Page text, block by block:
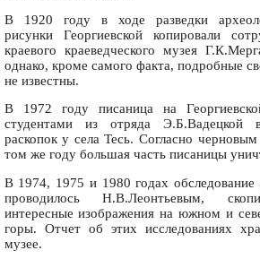
В 1920 году в ходе разведки
рисунки Георгиевской копировали
краевого краеведческого музея
однако, кроме самого факта, подробные
не известны.
В 1972 году писаница на
студентами из отряда Э.Б.Вадецкой
раскопок у села Тесь. Согласно
том же году большая часть писаницы
В 1974, 1975 и 1980 годах обследование
проводилось Н.В.Леонтьевым,
интересные изображения на южном и
горы. Отчет об этих исследованиях
музее.